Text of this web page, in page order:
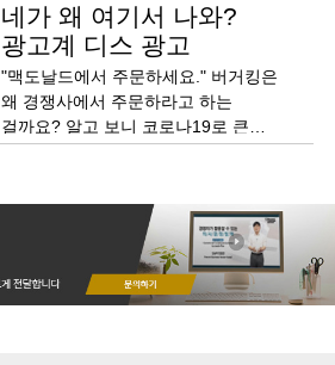
네가 왜 여기서 나와?
광고계 디스 광고
"맥도날드에서 주문하세요." 버거킹은
왜 경쟁사에서 주문하라고 하는
걸까요? 알고 보니 코로나19로 큰
식당을 이용해 주길 바란다는 훈훈한